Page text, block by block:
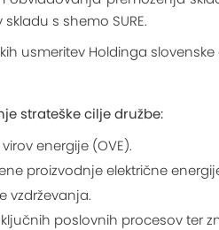
s shemo SURE.
usmeritev Holdinga slovenske
strateške cilje družbe:
energije (OVE).
proizvodnje električne
vzdrževanja.
poslovnih procesov ter